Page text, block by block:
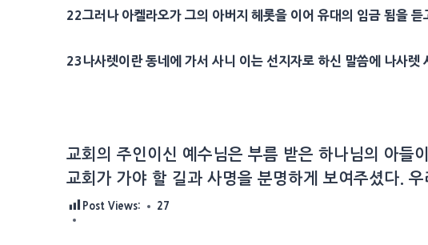
22그러나 아켈라오가 그의 아버지 헤롯을 이어유대의 임금 됨을
23나사렛이란 동네에 가서 사니 이는 선지자로 하신 말씀에 나사렛
교회의 주인이신 예수님은 부름 받은 하나님의 아들
교회가 가야 할 길과 사명을 분명하게 보여주셨다.
Post Views: 27